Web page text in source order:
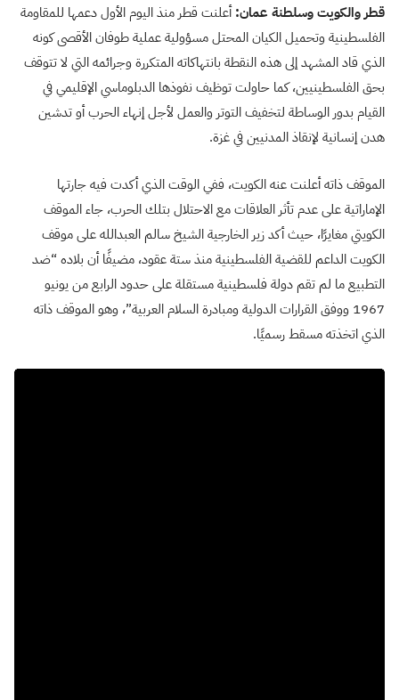
قطر والكويت وسلطنة عمان:أعلنت قطر منذ اليوم الأول دعمها للمقاومة
الفلسطينية وتحميل الكيان المحتل مسؤولية عملية طوفان الأقصى كونه
الذي قاد المشهد إلى هذه النقطة بانتهاكاته المتكررة وجرائمه التي لا تتوقف
بحق الفلسطينيين، كما حاولت توظيف نفوذها الدبلوماسي الإقليمي في
القيام بدور الوساطة لتخفيف التوتر والعمل لأجل إنهاء الحرب أو تدشين
هدن إنسانية لإنقاذ المدنيين في غزة.
الموقف ذاته أعلنت عنه الكويت، ففي الوقت الذي أكدت فيه جارتها
الإماراتية على عدم تأثر العلاقات مع الاحتلال بتلك الحرب، جاء الموقف
الكويتي مغايرًا، حيث أكد زير الخارجية الشيخ سالم العبدالله على موقف
الكويت الداعم للقضية الفلسطينية منذ ستة عقود، مضيفًا أن بلاده “ضد
التطبيع ما لم تقم دولة فلسطينية مستقلة على حدود الرابع من يونيو
1967 ووفق القرارات الدولية ومبادرة السلام العربية”، وهو الموقف ذاته
الذي اتخذته مسقط رسميًا.